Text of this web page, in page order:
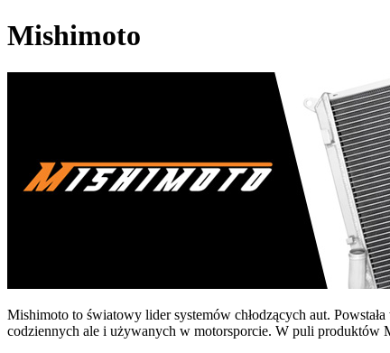
Mishimoto
Mishimoto to światowy lider systemów chłodzących aut.
codziennych ale i używanych w motorsporcie. W puli produktów